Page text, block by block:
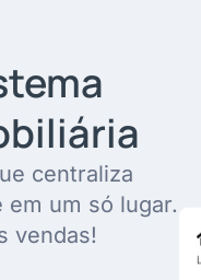
centraliza
em um só lugar.
vendas!